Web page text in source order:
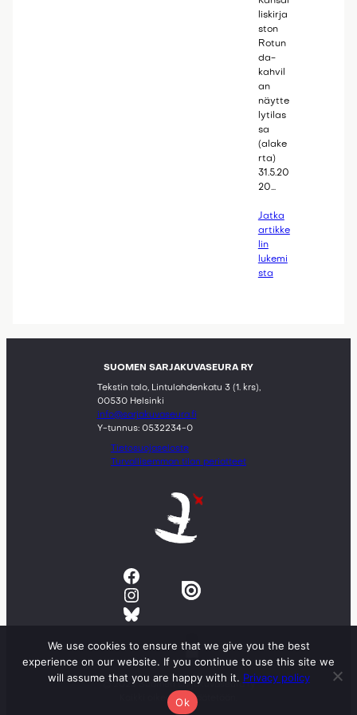
liskirja
ston
Rotun
da-
kahvil
an
näytte
lytilas
sa
(alake
rta)
31.5.20
20…
Jatka
artikke
lin
lukemi
sta
SUOMEN SARJAKUVASEURA RY
Tekstin talo, Lintulahdenkatu 3 (1. krs),
00530 Helsinki
info@sarjakuvaseura.fi
Y-tunnus: 0532234-0
Tietosuojaseloste
Turvallisemman tilan periatteet
Facebook
Instagram
Bluesky
© 2023 Suomen sarjakuvaseura ry
Kaikki oikeudet pidätetään.
We use cookies to ensure that we give you the best
experience on our website. If you continue to use this site we
will assume that you are happy with it. Privacy policy
Ok